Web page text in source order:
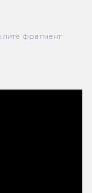
фрагмент